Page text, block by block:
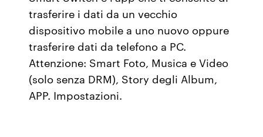
trasferire i dati da un vecchio
dispositivo mobile a uno nuovo oppure
trasferire dati da telefono a PC.
Attenzione: Smart Foto, Musica e Video
(solo senza DRM), Story degli Album,
APP. Impostazioni.